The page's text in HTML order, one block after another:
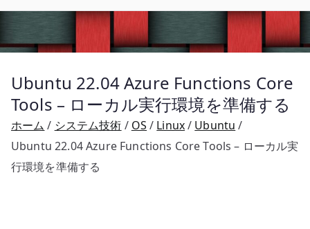
Ubuntu 22.04 Azure Functions Core
Tools – ローカル実行環境を準備する
ホーム システム技術 OS Linux
Ubuntu
Ubuntu 22.04 Azure Functions Core Tools – ローカル実
行環境を準備する